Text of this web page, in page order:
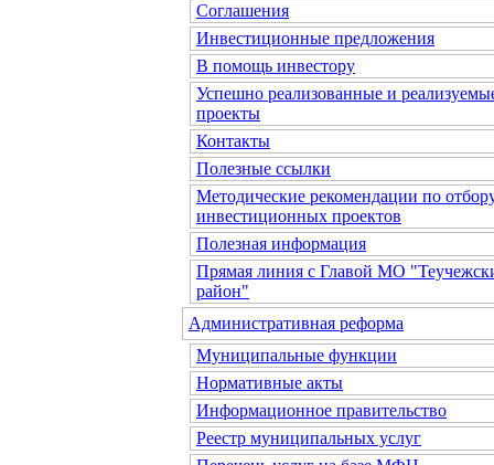
Соглашения
Инвестиционные предложения
В помощь инвестору
Успешно реализованные и
проекты
Контакты
Полезные ссылки
Методические рекомендации по
инвестиционных проектов
Полезная информация
Прямая линия с Главой МО
район"
Административная реформа
Муниципальные функции
Нормативные акты
Информационное правительство
Реестр муниципальных услуг